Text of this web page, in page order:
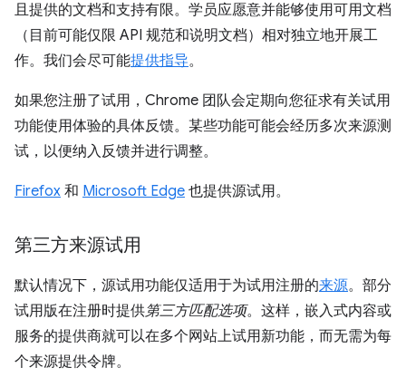
且提供的文档和支持有限。学员应愿意并能够使用可用文档
（目前可能仅限 API 规范和说明文档）相对独立地开展工
作。我们会尽可能提供指导。
如果您注册了试用，Chrome 团队会定期向您征求有关试用
功能使用体验的具体反馈。某些功能可能会经历多次来源测
试，以便纳入反馈并进行调整。
Firefox 和 Microsoft Edge 也提供源试用。
第三方来源试用
默认情况下，源试用功能仅适用于为试用注册的来源。部分
试用版在注册时提供第三方匹配选项。这样，嵌入式内容或
服务的提供商就可以在多个网站上试用新功能，而无需为每
个来源提供令牌。